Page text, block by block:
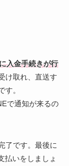
入金手続きが行
け取れ、直送す
す。
で通知が来るの
了です。最後に
払いをしましょ